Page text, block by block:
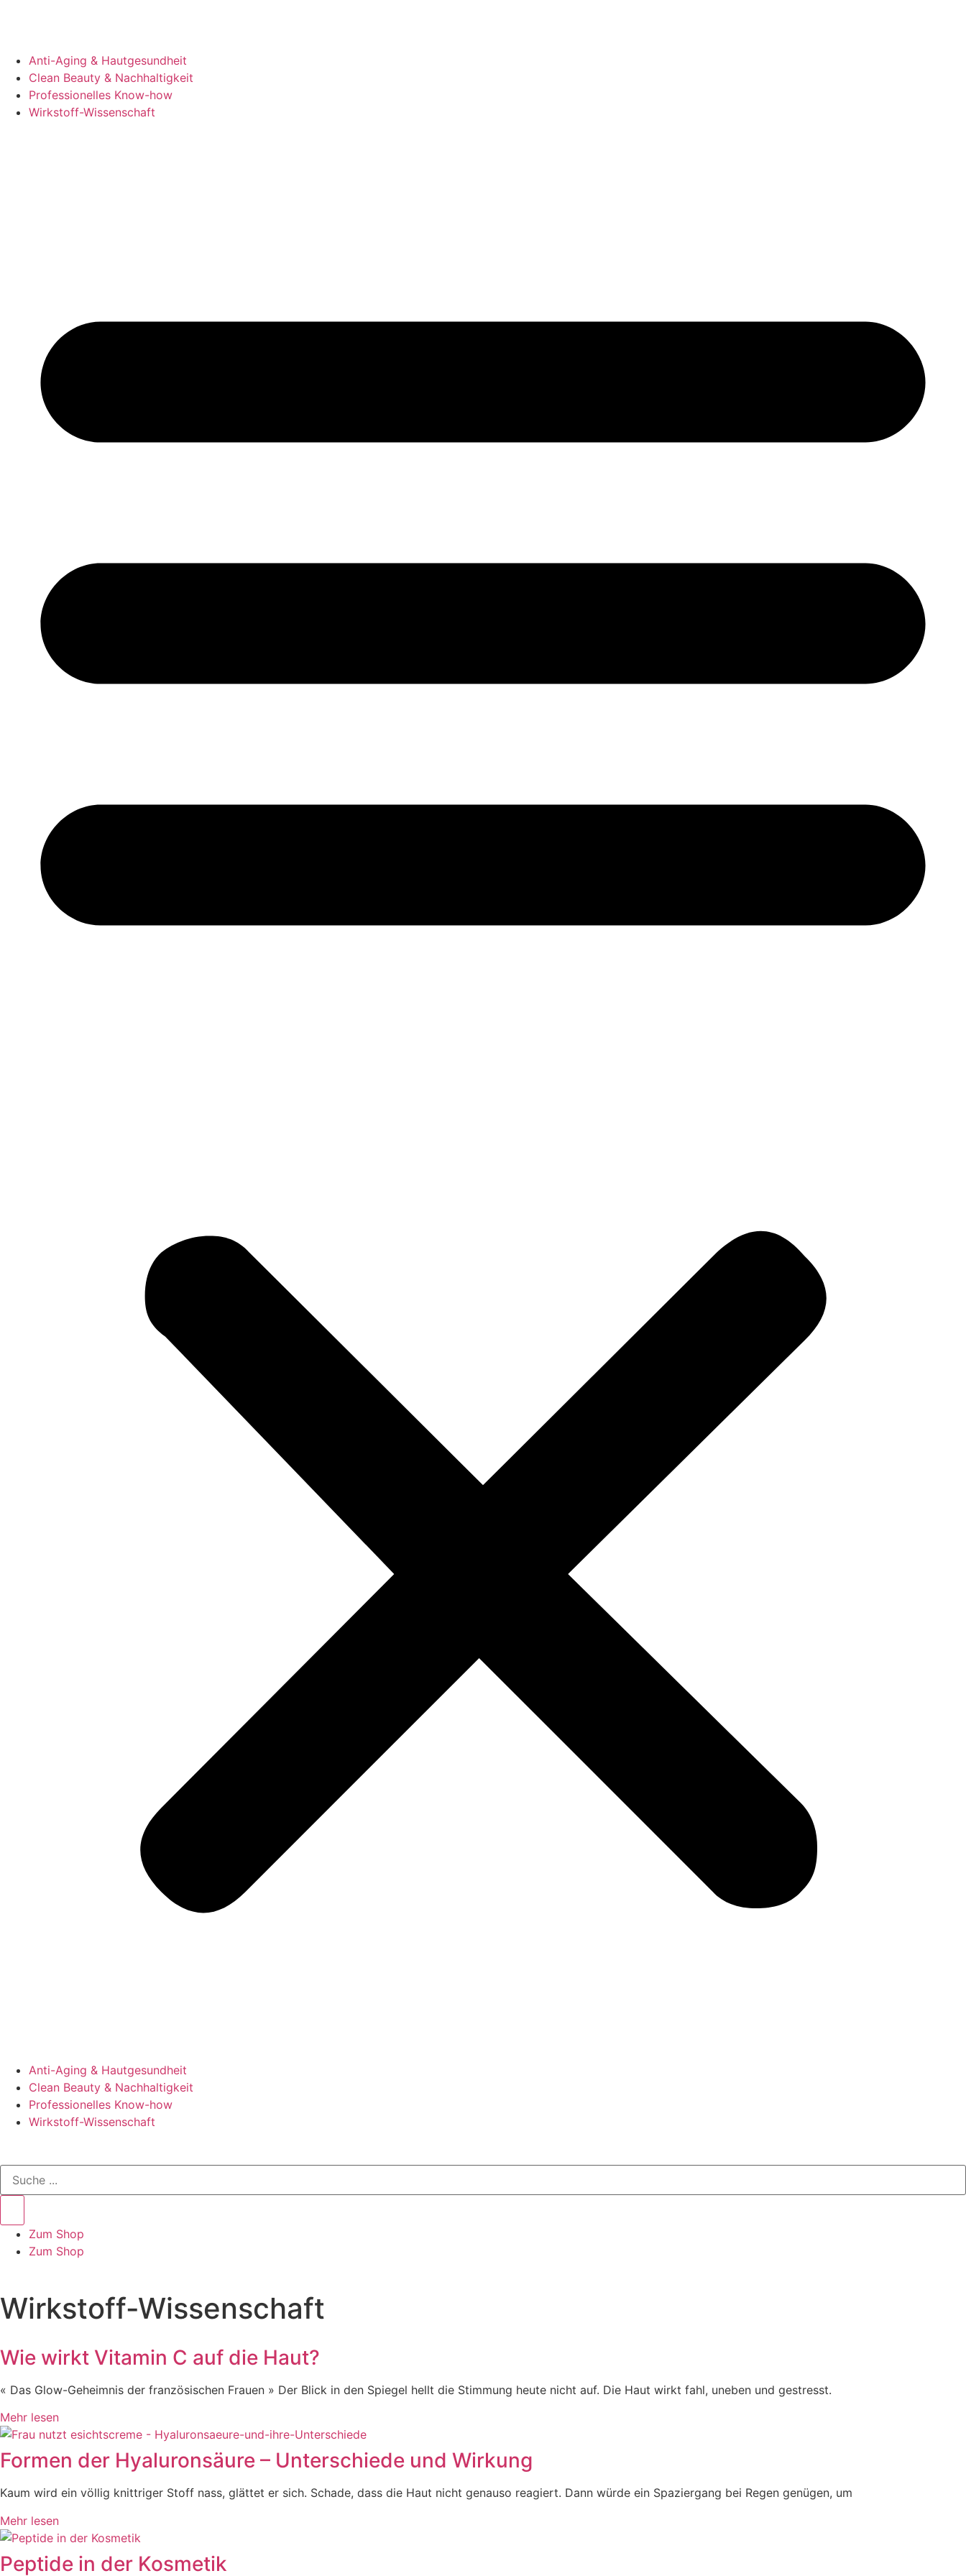
Anti-Aging & Hautgesundheit
Clean Beauty & Nachhaltigkeit
Professionelles Know-how
Wirkstoff-Wissenschaft
Anti-Aging & Hautgesundheit
Clean Beauty & Nachhaltigkeit
Professionelles Know-how
Wirkstoff-Wissenschaft
Zum Shop
Zum Shop
Wirkstoff-Wissenschaft
Wie wirkt Vitamin C auf die Haut?
« Das Glow-Geheimnis der französischen Frauen » Der Blick in den Spiegel hellt die Stimmung heute nicht auf. Die Haut wirkt fahl, uneben und gestresst.
Mehr lesen
Formen der Hyaluronsäure – Unterschiede und Wirkung
Kaum wird ein völlig knittriger Stoff nass, glättet er sich. Schade, dass die Haut nicht genauso reagiert. Dann würde ein Spaziergang bei Regen genügen, um
Mehr lesen
Peptide in der Kosmetik